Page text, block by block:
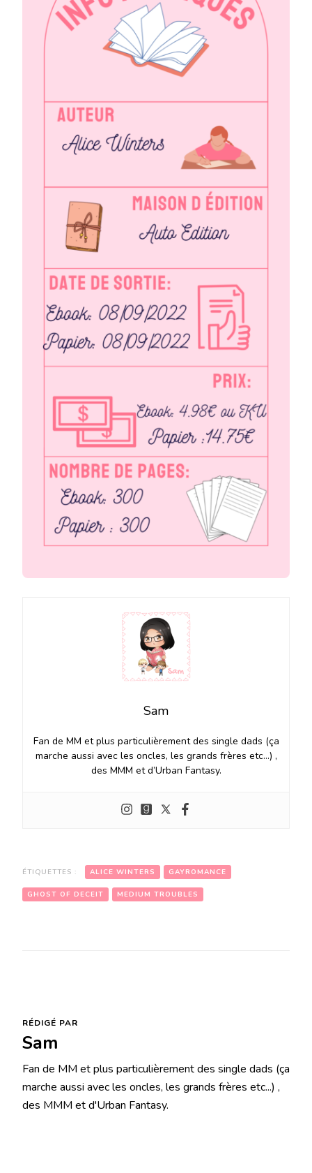
Sam
Fan de MM et plus particulièrement des single dads (ça
marche aussi avec les oncles, les grands frères etc…) ,
des MMM et d’Urban Fantasy.
ÉTIQUETTES : ALICE WINTERS GAYROMANCE
GHOST OF DECEIT MEDIUM TROUBLES
RÉDIGÉ PAR
Sam
Fan de MM et plus particulièrement des single dads (ça
marche aussi avec les oncles, les grands frères etc...) ,
des MMM et d'Urban Fantasy.